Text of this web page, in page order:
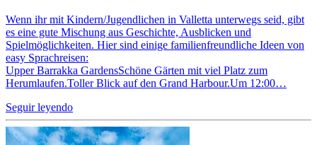
Wenn ihr mit Kindern/Jugendlichen in Valletta unterwegs seid, gibt
es eine gute Mischung aus Geschichte, Ausblicken und
Spielmöglichkeiten. Hier sind einige familienfreundliche Ideen von
easy Sprachreisen:
Upper Barrakka GardensSchöne Gärten mit viel Platz zum
Herumlaufen.Toller Blick auf den Grand Harbour.Um 12:00…
Seguir leyendo